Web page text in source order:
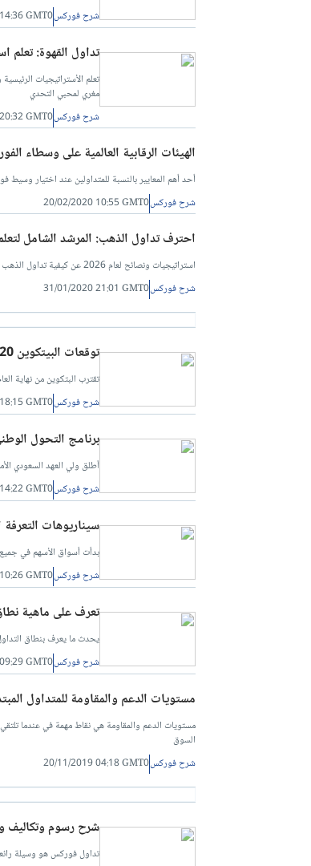
شرح فوركسGMT0
تداول القهوة:
مغري لمحبي التحدي
شرح فوركسGMT0
الهيئات الرقابية العالمية على وسطاء
أحد أهم المعايير بالنسبة للمتداولين عند اختيار
شرح فوركس20/02/2020 10:55 GMT0
احترف تداول الذهب: المرشد الشامل لتعلم
استراتيجيات ونصائح لعام 2026 عن كيفية تداول الذهب وفرص الاستثمار في المعدن الثمين. تحقيق أرباح أكبر، من ارتفاع وانخفاض أسعار الذهب والكثير من المعلومات!
شرح فوركس31/01/2020 21:01 GMT0
توقعات البيتكوين 2020
تقترب البتكوين من نهاية
شرح فوركسGMT0
برنامج التحول الوطني
أطلق ولي العهد السعودي الأمير محمد بن سلمان في 2015
شرح فوركسGMT0
سيناريوهات التعرفة
بدأت أسواق الأسهم في جميع
شرح فوركسGMT0
تعرف على ماهية
يحدث ما يعرف بنطاق التداول
شرح فوركسGMT0
مستويات الدعم والمقاومة للمتداول المبتدئ
مستويات الدعم والمقاومة هي نقاط مهمة في عندما
السوق
شرح فوركس20/11/2019 04:18 GMT0
شرح رسوم
تداول فوركس هو وسيلة